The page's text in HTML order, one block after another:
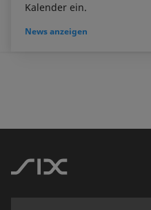
Kalender ein.
News anzeigen